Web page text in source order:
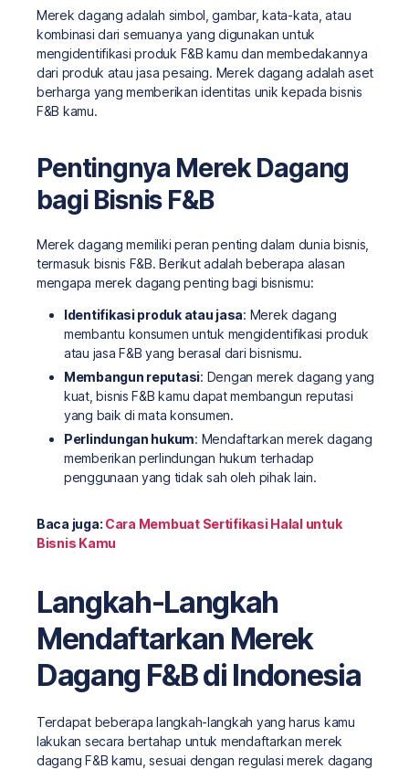
Merek dagang adalah simbol, gambar, kata-kata, atau
kombinasi dari semuanya yang digunakan untuk
mengidentifikasi produk F&B kamu dan membedakannya
dari produk atau jasa pesaing. Merek dagang adalah aset
berharga yang memberikan identitas unik kepada bisnis
F&B kamu.
Pentingnya Merek Dagang
bagi Bisnis F&B
Merek dagang memiliki peran penting dalam dunia bisnis,
termasuk bisnis F&B. Berikut adalah beberapa alasan
mengapa merek dagang penting bagi bisnismu:
Identifikasi produk atau jasa: Merek dagang
membantu konsumen untuk mengidentifikasi produk
atau jasa F&B yang berasal dari bisnismu.
Membangun reputasi: Dengan merek dagang yang
kuat, bisnis F&B kamu dapat membangun reputasi
yang baik di mata konsumen.
Perlindungan hukum: Mendaftarkan merek dagang
memberikan perlindungan hukum terhadap
penggunaan yang tidak sah oleh pihak lain.
Baca juga: Cara Membuat Sertifikasi Halal untuk
Bisnis Kamu
Langkah-Langkah
Mendaftarkan Merek
Dagang F&B di Indonesia
Terdapat beberapa langkah-langkah yang harus kamu
lakukan secara bertahap untuk mendaftarkan merek
dagang F&B kamu, sesuai dengan regulasi merek dagang